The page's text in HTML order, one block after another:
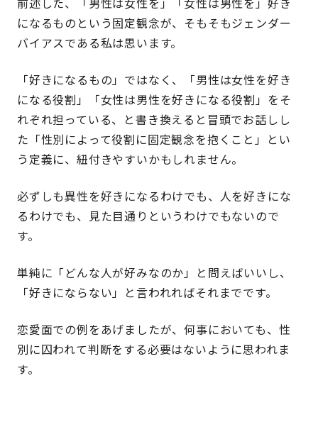
になるものという固定観念が、そもそもジェンダー
バイアスである私は思います。
「好きになるもの」ではなく、「男性は女性を好き
になる役割」「女性は男性を好きになる役割」をそ
れぞれ担っている、と書き換えると冒頭でお話しし
た「性別によって役割に固定観念を抱くこと」とい
う定義に、紐付きやすいかもしれません。
必ずしも異性を好きになるわけでも、人を好きにな
るわけでも、見た目通りというわけでもないので
す。
単純に「どんな人が好みなのか」と問えばいいし、
「好きにならない」と言われればそれまでです。
恋愛面での例をあげましたが、何事においても、性
別に囚われて判断をする必要はないように思われま
す。